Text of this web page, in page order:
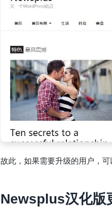
故此，如果需要升级的用户，
Newsplus汉化版